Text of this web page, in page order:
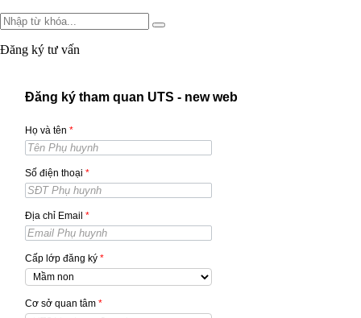
Đăng ký tư vấn
Đăng ký tham quan UTS - new web
Họ và tên *
Số điện thoại *
Địa chỉ Email *
Cấp lớp đăng ký *
Cơ sở quan tâm *